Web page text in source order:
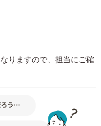
りますので、担当にご確